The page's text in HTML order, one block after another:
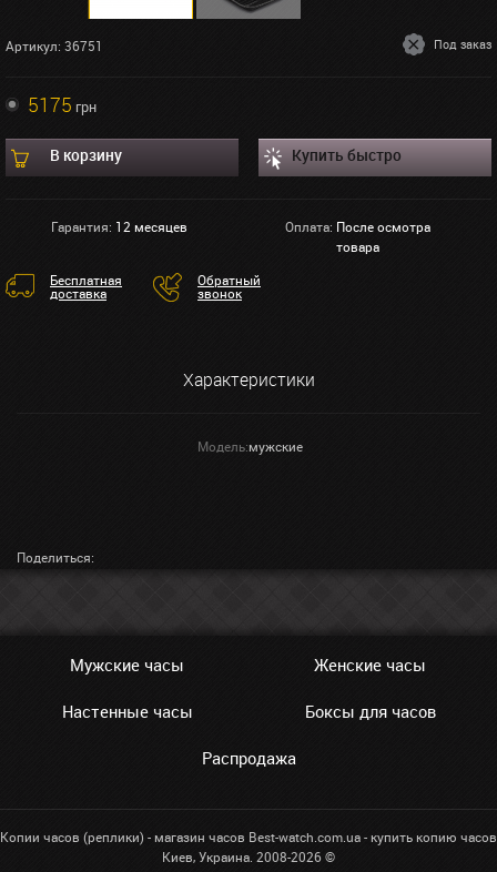
Артикул: 36751 Под заказ
5175 грн
В корзину Купить быстро
Гарантия: 12 месяцев Оплата: После осмотра
товара
Бесплатная
доставка
Обратный
звонок
Характеристики
Модель:мужские
Поделиться:
Мужские часы Женские часы
Настенные часы Боксы для часов
Распродажа
Копии часов (реплики) - магазин часов Best-watch.com.ua - купить копию часов
Киев, Украина. 2008-2026 ©